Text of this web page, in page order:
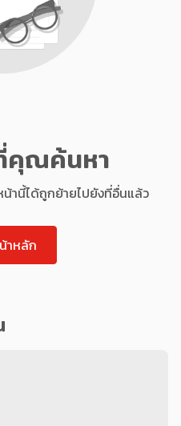
คุณค้นหา
นี้ได้ถูกย้ายไปยังที่อื่นแล้ว
าหลัก